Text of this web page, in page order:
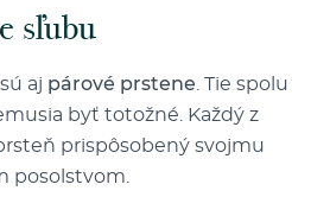
sľubu
aj párové prstene . Tie spolu
byť totožné. Každý z
prispôsobený svojmu
posolstvom.